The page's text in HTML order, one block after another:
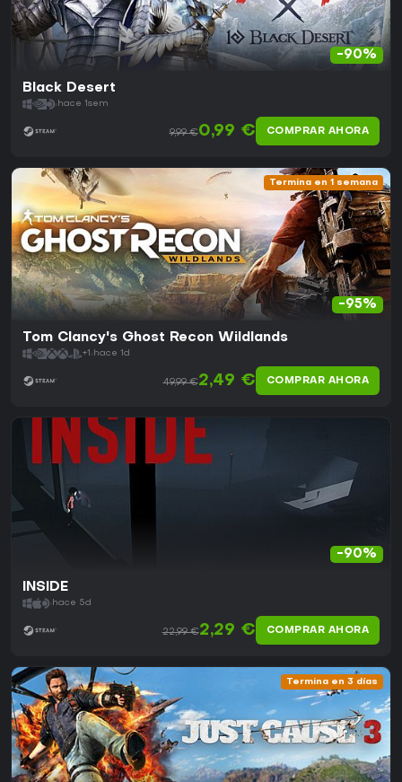
-90%
Black Desert
hace 1sem
9,99 €0,99 € COMPRAR AHORA
Termina en 1 semana
-95%
Tom Clancy's Ghost Recon Wildlands
+1 hace 1d
49,99 €2,49 € COMPRAR AHORA
-90%
INSIDE
hace 5d
22,99 €2,29 € COMPRAR AHORA
Termina en 3 días